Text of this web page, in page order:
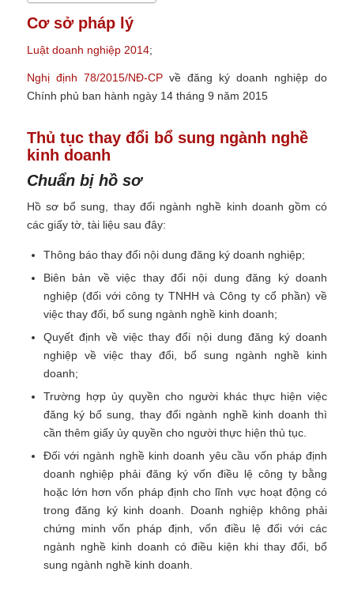
Cơ sở pháp lý
Luật doanh nghiệp 2014;
Nghị định 78/2015/NĐ-CPvề đăng ký doanh nghiệp do
Chính phủ ban hành ngày 14 tháng 9 năm 2015
Thủ tục thay đổi bổ sung ngành nghề
kinh doanh
Chuẩn bị hồ sơ
Hồ sơ bổ sung, thay đổi ngành nghề kinh doanh gồm có
các giấy tờ, tài liệu sau đây:
Thông báo thay đổi nội dung đăng ký doanh nghiệp;
Biên bản về việc thay đổi nội dung đăng ký doanh
nghiệp (đối với công ty TNHH và Công ty cổ phần) về
việc thay đổi, bổ sung ngành nghề kinh doanh;
Quyết định về việc thay đổi nội dung đăng ký doanh
nghiệp về việc thay đổi, bổ sung ngành nghề kinh
doanh;
Trường hợp ủy quyền cho người khác thực hiện việc
đăng ký bổ sung, thay đổi ngành nghề kinh doanh thì
cần thêm giấy ủy quyền cho người thực hiện thủ tục.
Đối với ngành nghề kinh doanh yêu cầu vốn pháp định
doanh nghiệp phải đăng ký vốn điều lệ công ty bằng
hoặc lớn hơn vốn pháp định cho lĩnh vực hoạt động có
trong đăng ký kinh doanh. Doanh nghiệp không phải
chứng minh vốn pháp định, vốn điều lệ đối với các
ngành nghề kinh doanh có điều kiện khi thay đổi, bổ
sung ngành nghề kinh doanh.